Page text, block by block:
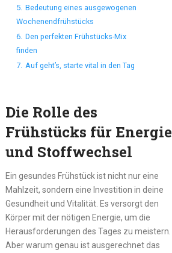
5. Bedeutung eines ausgewogenen
Wochenendfrühstücks
6. Den perfekten Frühstücks-Mix
finden
7. Auf geht’s, starte vital in den Tag
Die Rolle des
Frühstücks für Energie
und Stoffwechsel
Ein gesundes Frühstück ist nicht nur eine
Mahlzeit, sondern eine Investition in deine
Gesundheit und Vitalität. Es versorgt den
Körper mit der nötigen Energie, um die
Herausforderungen des Tages zu meistern.
Aber warum genau ist ausgerechnet das